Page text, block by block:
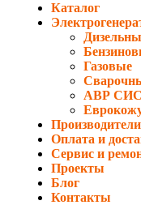
Каталог
Газовые
АВР
Производители
Оплата и
Сервис и
Проекты
Блог
Контакты